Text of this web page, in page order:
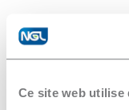
Ce site web utilise